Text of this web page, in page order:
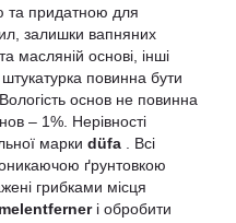
та придатною для
залишки вапняних
масляній основі, інші
повинна бути
основ не повинна
– 1%. Нерівності
марки düfa
. Всі
ґрунтовкою
грибками місця
і обробити